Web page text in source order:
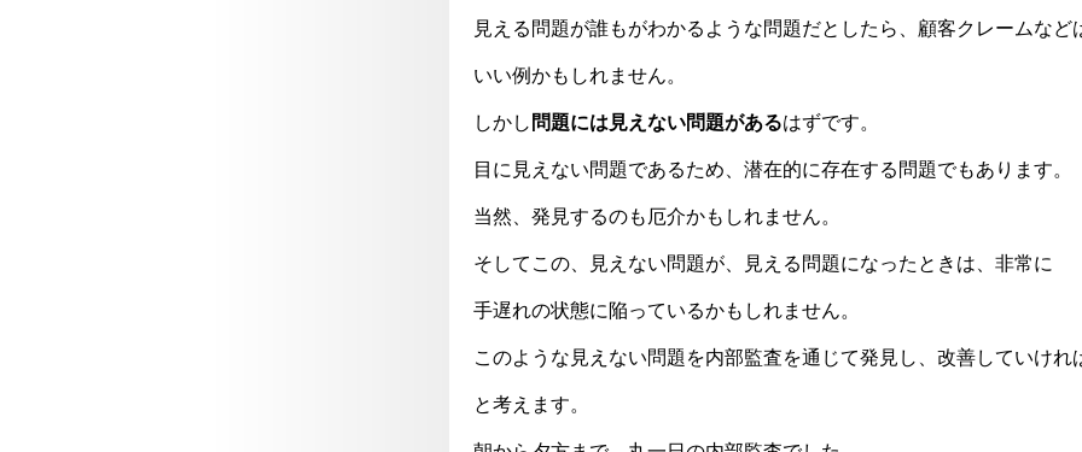
見える問題が誰もがわかるような問題だとしたら、顧客クレームなど
いい例かもしれません。
しかし 問題には見えない問題があるはずです。
目に見えない問題であるため、潜在的に存在する問題でもあります。
当然、発見するのも厄介かもしれません。
そしてこの、見えない問題が、見える問題になったときは、非常に
手遅れの状態に陥っているかもしれません。
このような見えない問題を内部監査を通じて発見し、改善していけれ
と考えます。